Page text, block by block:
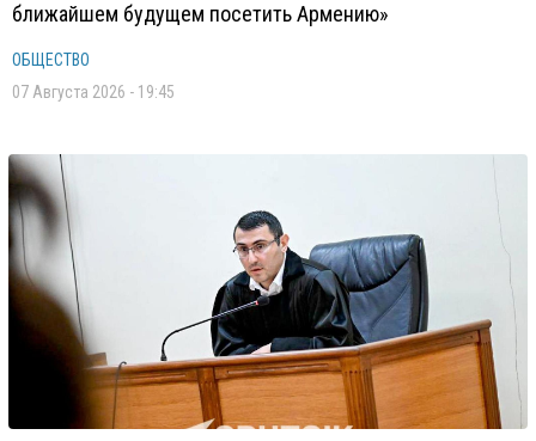
ближайшем будущем посетить Армению»
ОБЩЕСТВО
07 Августа 2026 - 19:45